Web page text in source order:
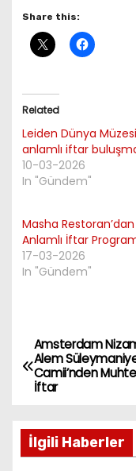
Share this:
Related
Leiden Dünya
anlamlı iftar
10-03-2026
In "Gündem"
Masha Restoran’dan
Anlamlı İftar
17-03-2026
In "Gündem"
P
o
t
Amsterdam
Alem
Camii’nden
İftar
İlgili Haberler